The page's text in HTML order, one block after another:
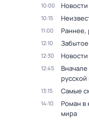
10:00
10:15
11:00 Раннее,
12:10
12:30
12:45
13:15 Самые
14:10
Роман в
мира